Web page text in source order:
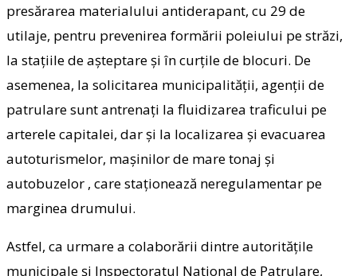
presărarea materialului antiderapant, cu 29 de
utilaje, pentru prevenirea formării poleiului pe străzi,
la stațiile de așteptare și în curțile de blocuri. De
asemenea, la solicitarea municipalității, agenții de
patrulare sunt antrenați la fluidizarea traficului pe
arterele capitalei, dar și la localizarea și evacuarea
autoturismelor, mașinilor de mare tonaj și
autobuzelor , care staționează neregulamentar pe
marginea drumului.
Astfel, ca urmare a colaborării dintre autoritățile
municipale și Inspectoratul Național de Patrulare,